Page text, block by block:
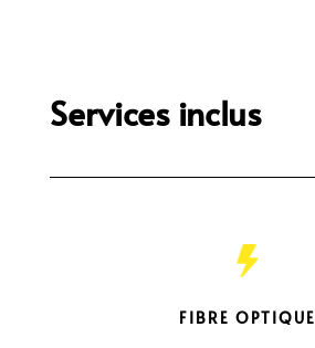
Services inclus
FIBRE OPTIQUE